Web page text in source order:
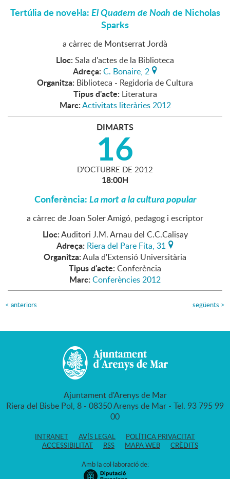
Tertúlia de novel·la:El Quadern de Noahde Nicholas
Sparks
a càrrec de Montserrat Jordà
Lloc: Sala d'actes de la Biblioteca
Adreça: C. Bonaire, 2
Organitza: Biblioteca - Regidoria de Cultura
Tipus d'acte: Literatura
Marc:Activitats literàries 2012
DIMARTS
16
D'OCTUBRE DE 2012
18:00H
Conferència:La mort a la cultura popular
a càrrec de Joan Soler Amigó, pedagog i escriptor
Lloc:Auditori J.M. Arnau del C.C.Calisay
Adreça: Riera del Pare Fita, 31
Organitza:Aula d'Extensió Universitària
Tipus d'acte: Conferència
Marc: Conferències 2012
< anteriors següents >
Ajuntament d'Arenys de Mar
Riera del Bisbe Pol, 8 - 08350 Arenys de Mar - Tel. 93 795 99
00
INTRANET AVÍS LEGAL
POLÍTICA PRIVACITAT
ACCESSIBILITAT
RSS MAPA WEB CRÈDITS
Amb la col·laboració de: